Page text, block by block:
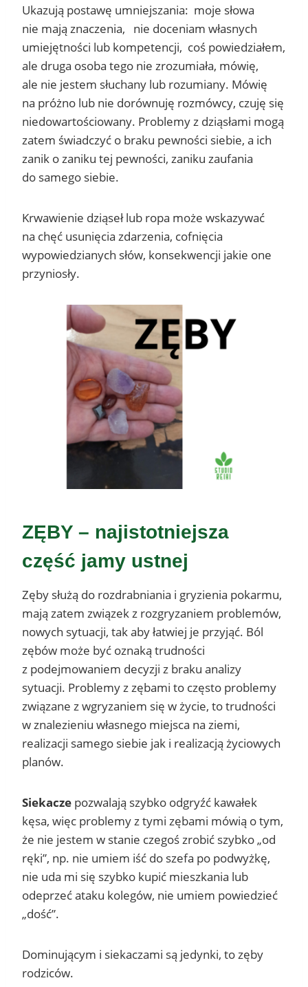
Ukazują postawę umniejszania: moje słowa
nie mają znaczenia, nie doceniam własnych
umiejętności lub kompetencji, coś powiedziałem,
ale druga osoba tego nie zrozumiała, mówię,
ale nie jestem słuchany lub rozumiany. Mówię
na próżno lub nie dorównuję rozmówcy, czuję się
niedowartościowany. Problemy z dziąsłami mogą
zatem świadczyć o braku pewności siebie, a ich
zanik o zaniku tej pewności, zaniku zaufania
do samego siebie.
Krwawienie dziąseł lub ropa może wskazywać
na chęć usunięcia zdarzenia, cofnięcia
wypowiedzianych słów, konsekwencji jakie one
przyniosły.
ZĘBY – najistotniejsza
część jamy ustnej
Zęby służą do rozdrabniania i gryzienia pokarmu,
mają zatem związek z rozgryzaniem problemów,
nowych sytuacji, tak aby łatwiej je przyjąć. Ból
zębów może być oznaką trudności
z podejmowaniem decyzji z braku analizy
sytuacji. Problemy z zębami to często problemy
związane z wgryzaniem się w życie, to trudności
w znalezieniu własnego miejsca na ziemi,
realizacji samego siebie jak i realizacją życiowych
planów.
Siekacze pozwalają szybko odgryźć kawałek
kęsa, więc problemy z tymi zębami mówią o tym,
że nie jestem w stanie czegoś zrobić szybko „od
ręki”, np. nie umiem iść do szefa po podwyżkę,
nie uda mi się szybko kupić mieszkania lub
odeprzeć ataku kolegów, nie umiem powiedzieć
„dość”.
Dominującym i siekaczami są jedynki, to zęby
rodziców.